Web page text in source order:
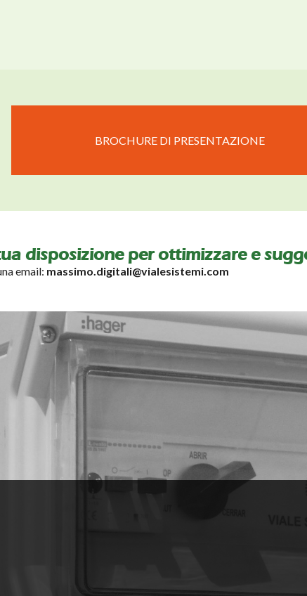
BROCHURE DI PRESENTAZIONE
disposizione per ottimizzare e
email: massimo.digitali@vialesistemi.com